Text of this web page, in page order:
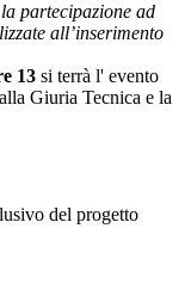
partecipazione ad
all’inserimento
13 si terrà l' evento
Giuria Tecnica e la
del progetto